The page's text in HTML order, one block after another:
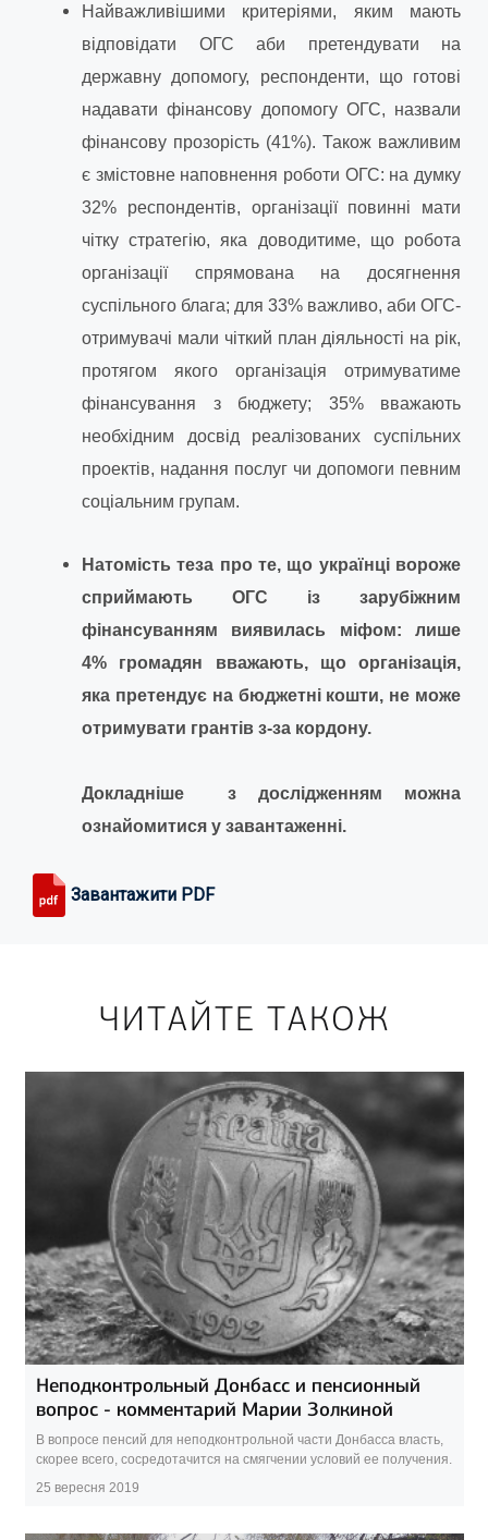
Найважливішими критеріями, яким мають
відповідати ОГС аби претендувати на
державну допомогу, респонденти, що готові
надавати фінансову допомогу ОГС, назвали
фінансову прозорість (41%). Також важливим
є змістовне наповнення роботи ОГС: на думку
32% респондентів, організації повинні мати
чітку стратегію, яка доводитиме, що робота
організації спрямована на досягнення
суспільного блага; для 33% важливо, аби ОГС-
отримувачі мали чіткий план діяльності на рік,
протягом якого організація отримуватиме
фінансування з бюджету; 35% вважають
необхідним досвід реалізованих суспільних
проектів, надання послуг чи допомоги певним
соціальним групам.
Натомість теза про те, що українці вороже
сприймають ОГС із зарубіжним
фінансуванням виявилась міфом: лише
4% громадян вважають, що організація,
яка претендує на бюджетні кошти, не може
отримувати грантів з-за кордону.
Докладніше з дослідженням можна
ознайомитися у завантаженні.
Завантажити PDF
ЧИТАЙТЕ ТАКОЖ
Неподконтрольный Донбасс и пенсионный
вопрос - комментарий Марии Золкиной
В вопросе пенсий для неподконтрольной части Донбасса власть,
скорее всего, сосредотачится на смягчении условий ее получения.
25 вересня 2019